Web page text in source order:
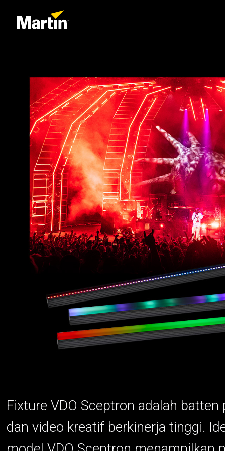
Fixture VDO Sceptron adalah
dan video kreatif berkinerja tinggi.